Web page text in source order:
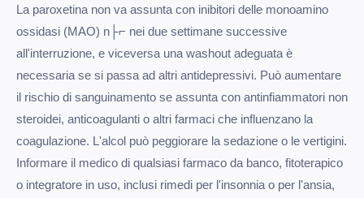
La paroxetina non va assunta con inibitori delle monoamino
ossidasi (MAO) n├⌐ nei due settimane successive
all'interruzione, e viceversa una washout adeguata è
necessaria se si passa ad altri antidepressivi. Può aumentare
il rischio di sanguinamento se assunta con antinfiammatori non
steroidei, anticoagulanti o altri farmaci che influenzano la
coagulazione. L'alcol può peggiorare la sedazione o le vertigini.
Informare il medico di qualsiasi farmaco da banco, fitoterapico
o integratore in uso, inclusi rimedi per l'insonnia o per l'ansia,